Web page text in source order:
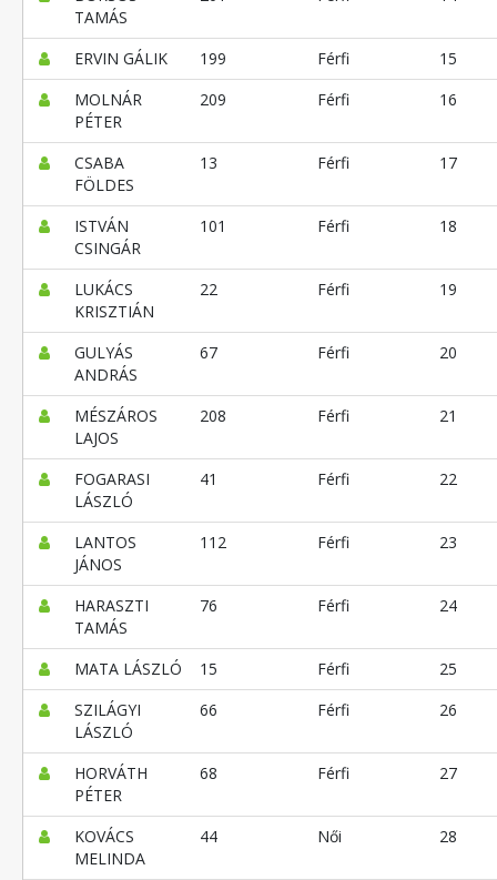
TAMÁS
ERVIN GÁLIK 199 Férfi
15
MOLNÁR
PÉTER
209 Férfi 16
CSABA
FÖLDES
13 Férfi 17
ISTVÁN
CSINGÁR
101 Férfi 18
LUKÁCS
KRISZTIÁN
22 Férfi 19
GULYÁS
ANDRÁS
67 Férfi 20
MÉSZÁROS
LAJOS
208 Férfi 21
FOGARASI
LÁSZLÓ
41 Férfi 22
LANTOS
JÁNOS
112 Férfi 23
HARASZTI
TAMÁS
76 Férfi 24
MATA LÁSZLÓ 15 Férfi
25
SZILÁGYI
LÁSZLÓ
66 Férfi 26
HORVÁTH
PÉTER
68 Férfi 27
KOVÁCS
MELINDA
44 Női 28